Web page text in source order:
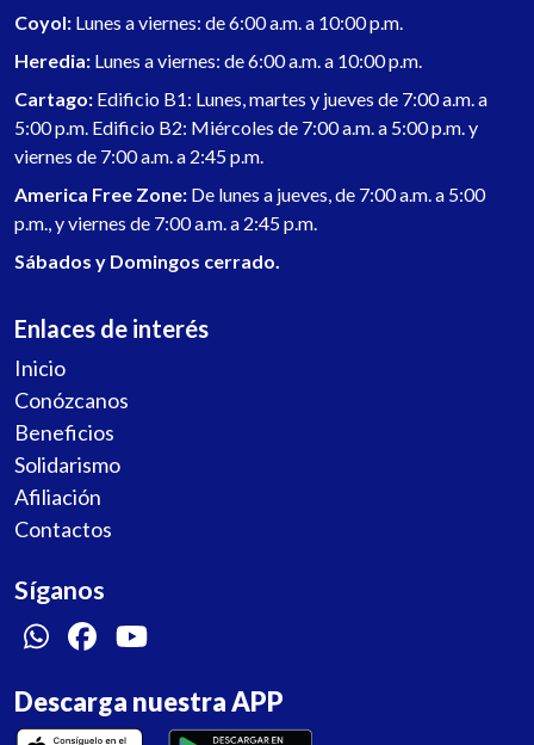
Coyol: Lunes a viernes: de 6:00 a.m. a 10:00 p.m.
Heredia: Lunes a viernes: de 6:00 a.m. a 10:00 p.m.
Cartago: Edificio B1: Lunes, martes y jueves de 7:00 a.m. a
5:00 p.m. Edificio B2: Miércoles de 7:00 a.m. a 5:00 p.m. y
viernes de 7:00 a.m. a 2:45 p.m.
America Free Zone: De lunes a jueves, de 7:00 a.m. a 5:00
p.m., y viernes de 7:00 a.m. a 2:45 p.m.
Sábados y Domingos cerrado.
Enlaces de interés
Inicio
Conózcanos
Beneficios
Solidarismo
Afiliación
Contactos
Síganos
Descarga nuestra APP